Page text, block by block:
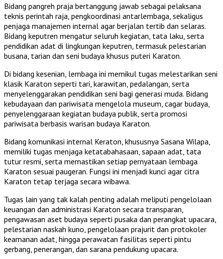
Bidang pangreh praja bertanggung jawab sebagai pelaksana
teknis perintah raja, pengkoordinasi antarlembaga, sekaligus
penjaga manajemen internal agar berjalan tertib dan selaras.
Bidang keputren mengatur seluruh kegiatan, tata laku, serta
pendidikan adat di lingkungan keputren, termasuk pelestarian
busana, tarian dan seni budaya khusus puteri Karaton.
Di bidang kesenian, lembaga ini memikul tugas melestarikan seni
klasik Karaton seperti tari, karawitan, pedalangan, serta
menyelenggarakan pendidikan seni bagi generasi muda. Bidang
kebudayaan dan pariwisata mengelola museum, cagar budaya,
penyelenggaraan kegiatan budaya publik, serta promosi
pariwisata berbasis warisan budaya Karaton.
Bidang komunikasi internal Keraton, khususnya Sasana Wilapa,
memiliki tugas menjaga ketatabahasaan, sapaan adat, tata
tutur resmi, serta memastikan setiap pernyataan lembaga
Karaton sesuai paugeran. Fungsi ini menjadi kunci agar citra
Karaton tetap terjaga secara wibawa.
Tugas lain yang tak kalah penting adalah meliputi pengelolaan
keuangan dan administrasi Karaton secara transparan,
pengawasan aset budaya seperti pusaka dan perangkat upacara,
pelestarian naskah kuno, pengelolaan prajurit dan protokoler
keamanan adat, hingga perawatan fasilitas seperti pintu
gerbang, penerangan, dan sarana pendukung upacara.